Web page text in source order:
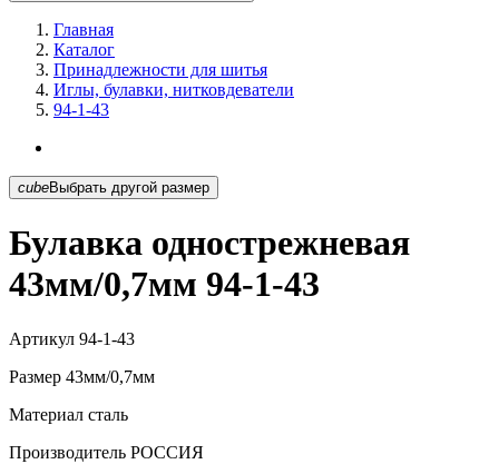
Главная
Каталог
Принадлежности для шитья
Иглы, булавки, нитковдеватели
94-1-43
cubeВыбрать другой размер
Булавка однострежневая
43мм/0,7мм 94-1-43
Артикул 94-1-43
Размер 43мм/0,7мм
Материал сталь
Производитель РОССИЯ